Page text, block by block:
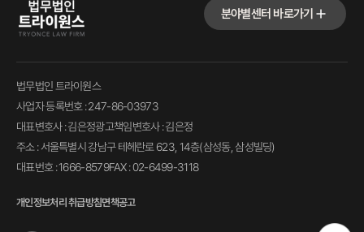
분야별센터 바로가기
법무법인 트라이원스
사업자 등록번호 : 247-86-03973
대표변호사 : 김은정광고책임변호사 : 김은정
주소 : 서울특별시 강남구 테헤란로 623, 14층(삼성동, 삼성빌딩)
대표번호 : 1666-8579FAX : 02-6499-3118
개인정보처리 취급방침면책공고